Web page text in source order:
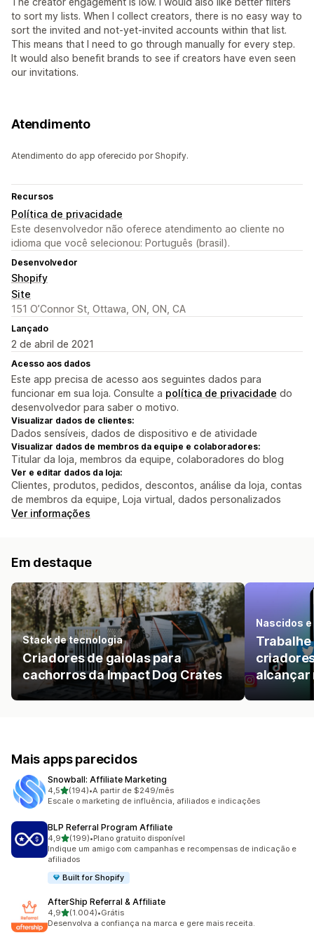
to sort my lists. When I collect creators, there is no easy way to
sort the invited and not-yet-invited accounts within that list.
This means that I need to go through manually for every step.
It would also benefit brands to see if creators have even seen
our invitations.
Atendimento
Atendimento do app oferecido por Shopify.
Recursos
Política de privacidade
Este desenvolvedor não oferece atendimento ao cliente no
idioma que você selecionou: Português (brasil).
Desenvolvedor
Shopify
Site
151 O’Connor St, Ottawa, ON, ON, CA
Lançado
2 de abril de 2021
Acesso aos dados
Este app precisa de acesso aos seguintes dados para
funcionar em sua loja. Consulte a política de privacidade do
desenvolvedor para saber o motivo.
Visualizar dados de clientes:
Dados sensíveis, dados de dispositivo e de atividade
Visualizar dados de membros da equipe e colaboradores:
Titular da loja, membros da equipe, colaboradores do blog
Ver e editar dados da loja:
Clientes, produtos, pedidos, descontos, análise da loja, contas
de membros da equipe, Loja virtual, dados personalizados
Ver informações
Em destaque
Stack de tecnologia
Criadores de gaiolas para
cachorros da Impact Dog Crates
Nascidos
alcançar
Mais apps parecidos
Snowball: Affiliate Marketing
4,5de 5 estrelas
(194)
194 avaliações ao todo
•A partir de $249/mês
Escale o marketing de influência, afiliados e indicações
BLP Referral Program Affiliate
4,9de 5 estrelas
(199)
199 avaliações ao todo
•Plano gratuito disponível
Indique um amigo com campanhas e recompensas de indicação e
afiliados
Built for Shopify
AfterShip Referral & Affiliate
4,9de 5 estrelas
(1.004)
1004 avaliações ao todo
•Grátis
Desenvolva a confiança na marca e gere mais receita.